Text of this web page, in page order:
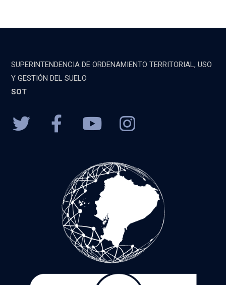
SUPERINTENDENCIA DE ORDENAMIENTO TERRITORIAL, USO
Y GESTIÓN DEL SUELO
SOT